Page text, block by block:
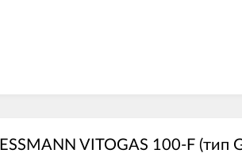
VITOGAS 100-F (тип